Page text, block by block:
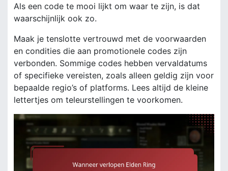
Als een code te mooi lijkt om waar te zijn, is dat
waarschijnlijk ook zo.
Maak je tenslotte vertrouwd met de voorwaarden
en condities die aan promotionele codes zijn
verbonden. Sommige codes hebben vervaldatums
of specifieke vereisten, zoals alleen geldig zijn voor
bepaalde regio’s of platforms. Lees altijd de kleine
lettertjes om teleurstellingen te voorkomen.